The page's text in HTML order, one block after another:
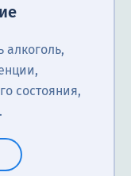
состояния,